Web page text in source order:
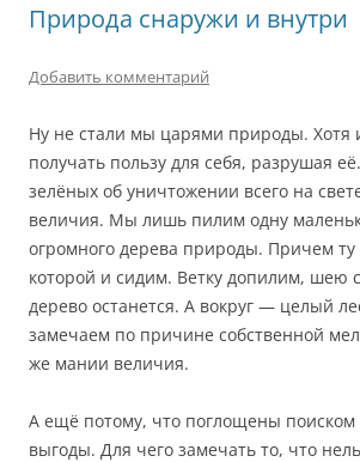
Природа снаружи и внутри
Добавить комментарий
Ну не стали мы царями природы. Хотя
получать пользу для себя, разрушая
зелёных об уничтожении всего на
величия. Мы лишь пилим одну
огромного дерева природы. Причем
которой и сидим. Ветку допилим, шею
дерево останется. А вокруг — целый
замечаем по причине собственной
же мании величия.
А ещё потому, что поглощены поиском
выгоды. Для чего замечать то, что